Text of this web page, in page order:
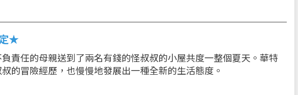
★
責任的母親送到了兩名有錢的怪叔叔的小屋共度一整個夏天。華特
的冒險經歷，也慢慢地發展出一種全新的生活態度。